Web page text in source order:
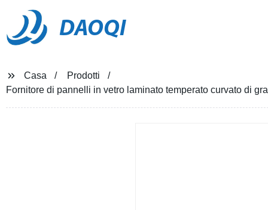
DAOQI
Casa
Prodotti
Fornitore di pannelli in vetro laminato temperato curvato di